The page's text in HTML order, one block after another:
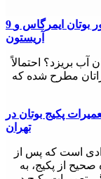
9 دلیل چکه آب از پکیج دیواری ایران رادیاتور بوتان ایمرگاس و
آریستون
آب بریزد؟ احتمالاً
مطرح شده که
پکیج بوتان در
تهران
است که پس از
صحیح از پکیج، به